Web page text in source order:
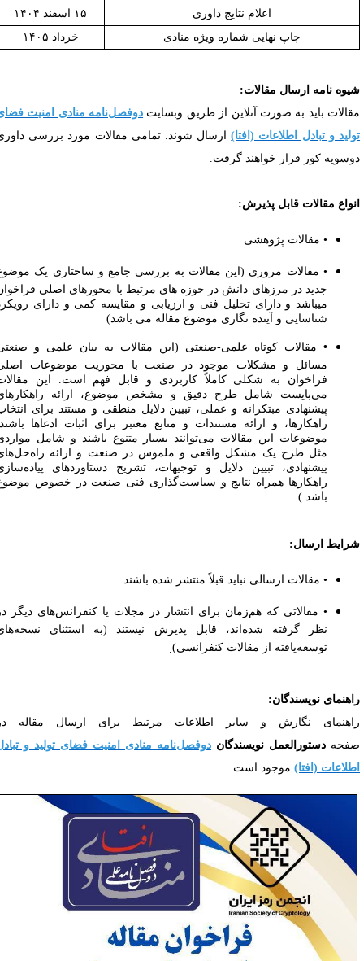
اعلام نتایج داوری
۱۵ اسفند ۱۴۰۴
چاپ نهایی شماره ویژه منادی
خرداد ۱۴۰۵
نامه ارسال مقالات:
باید به صورت آنلاین از طریق وبسایتدوفصل‌نامه منادی امنیت فضای
و تبادل اطلاعات (افتا)ارسال شوند. تمامی مقالات مورد بررسی داوری
کور قرار خواهند گرفت.
مقالات قابل پذیرش:
• مقالات پژوهشی
• مقالات مروری (این مقالات به بررسی جامع و ساختاری یک موضوع
جدید در مرزهای دانش در حوزه های مرتبط با محورهای اصلی فراخوان
میباشد و دارای تحلیل فنی و ارزیابی و مقایسه کمی و دارای رویکرد
شناسایی و آینده نگاری موضوع مقاله می باشد)
•مقالات کوتاه علمی-صنعتی (این مقالات به بیان علمی و صنعتی
مسائل و مشکلات موجود در صنعت با محوریت موضوعات اصلی
فراخوان به شکلی کاملاً کاربردی و قابل فهم است. این مقالات
می‌بایست شامل طرح دقیق و مشخص موضوع، ارائه راهکارهای
پیشنهادی مبتکرانه و عملی، تبیین دلایل منطقی و مستند برای انتخاب
راهکارها، و ارائه مستندات و منابع معتبر برای اثبات ادعاها باشند.
موضوعات این مقالات می‌توانند بسیار متنوع باشند و شامل مواردی
مثل طرح یک مشکل واقعی و ملموس در صنعت و ارائه راه‌حل‌های
پیشنهادی، تبیین دلایل و توجیهات، تشریح دستاوردهای پیاده‌سازی
راهکارها همراه نتایج و سیاست‌گذاری فنی صنعت در خصوص موضوع
باشد.)
ارسال:
• مقالات ارسالی نباید قبلاً منتشر شده باشند.
• مقالاتی که هم‌زمان برای انتشار در مجلات یا کنفرانس‌های دیگر در
نظر گرفته شده‌اند، قابل پذیرش نیستند (به استثنای نسخه‌های
توسعه‌یافته از مقالات کنفرانسی).
نویسندگان:
نگارش و سایر اطلاعات مرتبط برای ارسال مقاله در
دستورالعمل نویسندگان دوفصل‌نامه منادی امنیت فضای تولید و تبادل
(افتا) موجود است.